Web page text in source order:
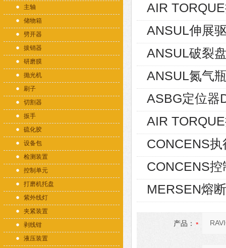
主轴
储物箱
劈开器
拔销器
研磨膜
抛光机
刷子
切割器
扳手
硫化胶
设备包
检测装置
控制单元
打磨机托盘
紫外线灯
夹紧装置
剥线钳
液压装置
AIR
ANSUL伸展
ANSUL破裂
ANSUL氮气
ASBG定位器
AIR
CONCENS
CONCENS
MERSEN熔
产品：